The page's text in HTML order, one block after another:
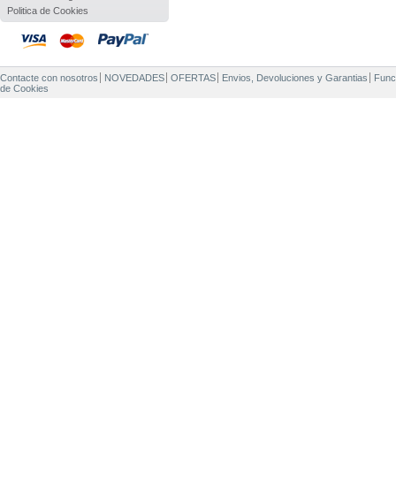
Politica de Cookies
Contacte con nosotros NOVEDADES OFERTAS Envios, Devoluciones y Garantias
de Cookies